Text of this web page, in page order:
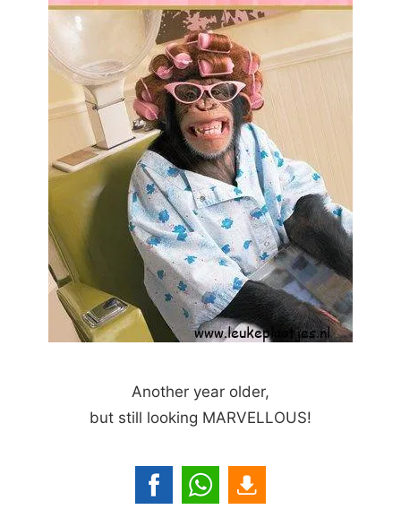
Another year older,
but still looking MARVELLOUS!